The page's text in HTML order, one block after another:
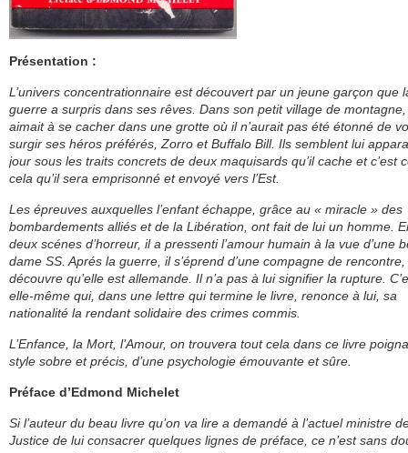
Présentation :
L’univers concentrationnaire est découvert par un jeune garçon que
guerre a surpris dans ses rêves. Dans son petit village de
aimait à se cacher dans une grotte où il n’aurait pas été étonné de
surgir ses héros préférés, Zorro et Buffalo Bill. Ils semblent lui
jour sous les traits concrets de deux maquisards qu’il cache et c’est
cela qu’il sera emprisonné et envoyé vers l’Est.
Les épreuves auxquelles l’enfant échappe, grâce au « miracle » des
bombardements alliés et de la Libération, ont fait de lui un homme.
deux scénes d’horreur, il a pressenti l’amour humain à la vue d’une
dame SS. Aprés la guerre, il s’éprend d’une compagne de
découvre qu’elle est allemande. Il n’a pas à lui signifier la rupture.
elle-même qui, dans une lettre qui termine le livre, renonce à lui, sa
nationalité la rendant solidaire des crimes commis.
L’Enfance, la Mort, l’Amour, on trouvera tout cela dans ce livre
style sobre et précis, d’une psychologie émouvante et sûre.
Préface d’Edmond Michelet
Si l’auteur du beau livre qu’on va lire a demandé à l’actuel ministre
Justice de lui consacrer quelques lignes de préface, ce n’est sans